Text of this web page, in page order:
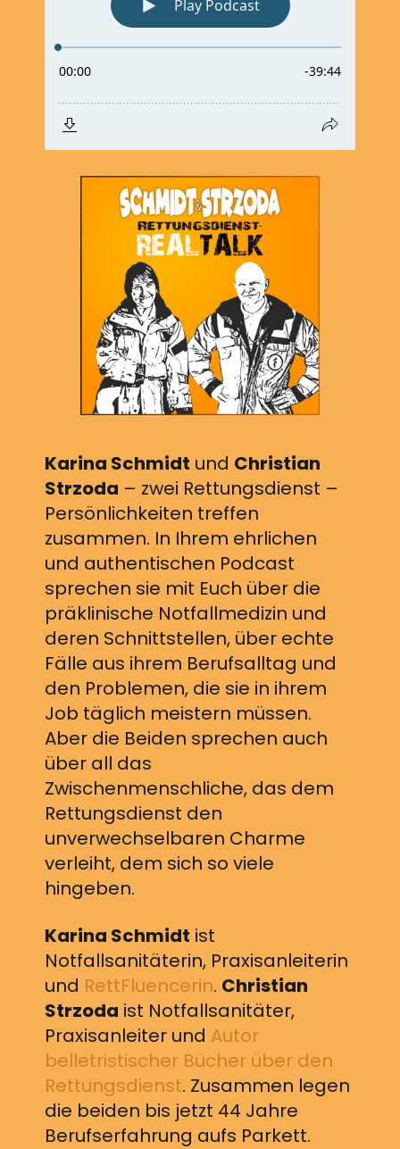
Karina Schmidt und Christian
Strzoda – zwei Rettungsdienst –
Persönlichkeiten treffen
zusammen. In Ihrem ehrlichen
und authentischen Podcast
sprechen sie mit Euch über die
präklinische Notfallmedizin und
deren Schnittstellen, über echte
Fälle aus ihrem Berufsalltag und
den Problemen, die sie in ihrem
Job täglich meistern müssen.
Aber die Beiden sprechen auch
über all das
Zwischenmenschliche, das dem
Rettungsdienst den
unverwechselbaren Charme
verleiht, dem sich so viele
hingeben.
Karina Schmidt ist
Notfallsanitäterin, Praxisanleiterin
und RettFluencerin. Christian
Strzoda ist Notfallsanitäter,
Praxisanleiter und Autor
belletristischer Bücher über den
Rettungsdienst. Zusammen legen
die beiden bis jetzt 44 Jahre
Berufserfahrung aufs Parkett.